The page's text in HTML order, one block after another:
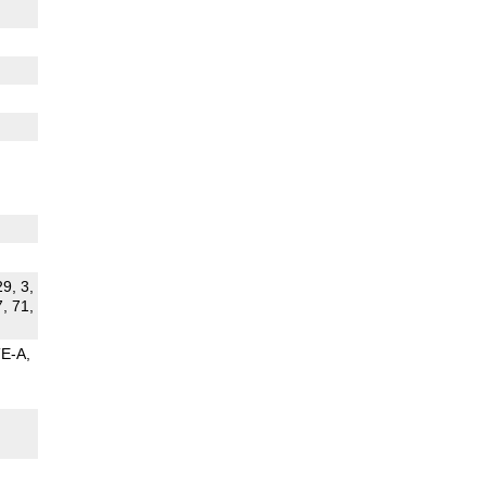
3,
71,
A